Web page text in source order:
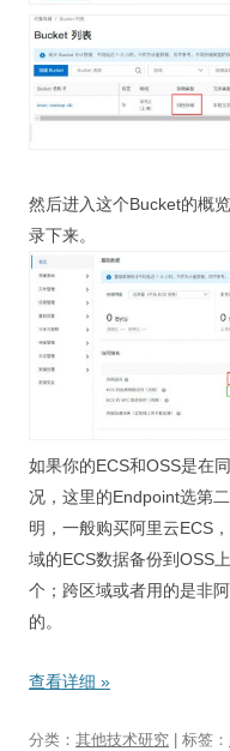
然后进入这个Bucket的概
录下来。
如果你的ECS和OSS是在
况，这里的Endpoint选第
明，一般购买阿里云ECS
域的ECS数据备份到OSS
个；跨区域或者用的是非
的。
查看详细 »
分类： 其他技术研究 | 标签：